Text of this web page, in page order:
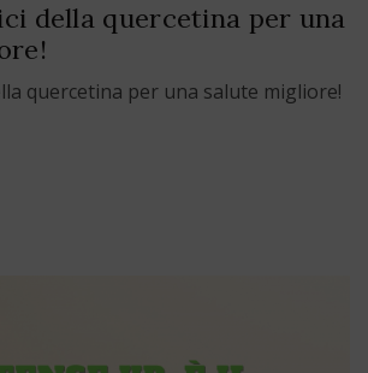
della quercetina per una
quercetina per una salute migliore!